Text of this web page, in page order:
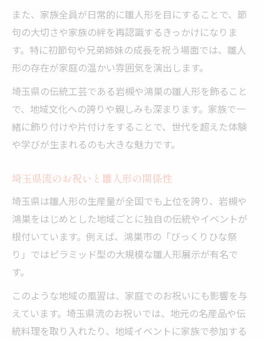
また、家族全員が日常的に雛人形を目にすることで、節
句の大切さや家族の絆を再認識するきっかけになりま
す。特に初節句や兄弟姉妹の成長を祝う場面では、雛人
形の存在が家庭の温かい雰囲気を演出します。
埼玉県の伝統工芸である岩槻や鴻巣の雛人形を飾ること
で、地域文化への誇りや親しみも深まります。家族で一
緒に飾り付けや片付けをすることで、世代を超えた体験
や学びが生まれるのも大きな魅力です。
埼玉県流のお祝いと雛人形の関係性
埼玉県は雛人形の生産量が全国でも上位を誇り、岩槻や
鴻巣をはじめとした地域ごとに独自の伝統やイベントが
根付いています。例えば、鴻巣市の「びっくりひな祭
り」ではピラミッド型の大規模な雛人形展示が有名で
す。
このような地域の風習は、家庭でのお祝いにも影響を与
えています。埼玉県流のお祝いでは、地元の名産品や伝
統料理を取り入れたり、地域イベントに家族で参加する